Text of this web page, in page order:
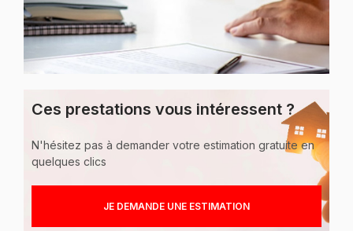
Ces prestations vous intéressent ?
N'hésitez pas à demander votre estimation gratuite en
quelques clics
JE DEMANDE UNE ESTIMATION